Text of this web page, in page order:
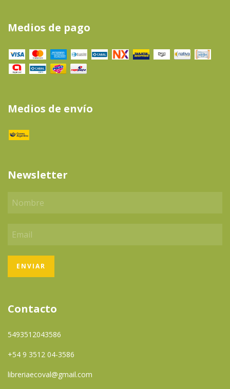
Medios de pago
Medios de envío
Newsletter
Contacto
5493512043586
+54 9 3512 04-3586
libreriaecoval@gmail.com